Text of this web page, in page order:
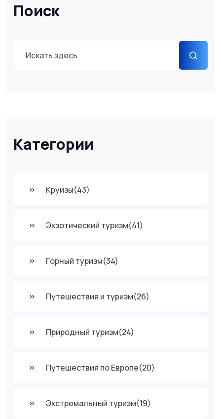
Поиск
Категории
Круизы(43)
Экзотический туризм(41)
Горный туризм(34)
Путешествия и туризм(26)
Природный туризм(24)
Путешествия по Европе(20)
Экстремальный туризм(19)